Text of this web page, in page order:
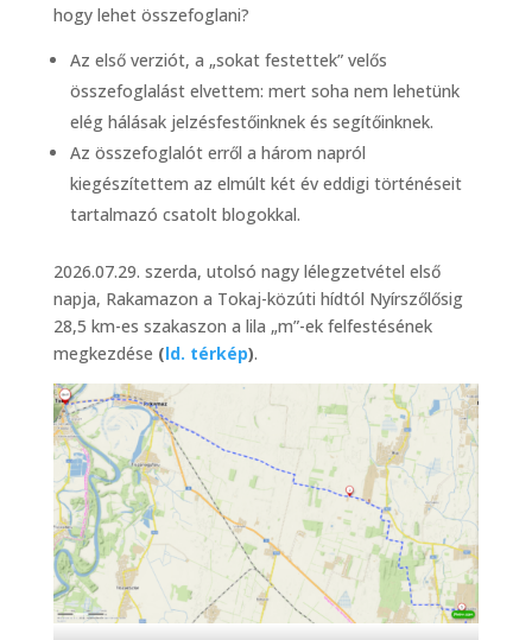
hogy lehet összefoglani?
Az első verziót, a „sokat festettek” velős
összefoglalást elvettem: mert soha nem lehetünk
elég hálásak jelzésfestőinknek és segítőinknek.
Az összefoglalót erről a három napról
kiegészítettem az elmúlt két év eddigi történéseit
tartalmazó csatolt blogokkal.
2026.07.29. szerda, utolsó nagy lélegzetvétel első
napja, Rakamazon a Tokaj-közúti hídtól Nyírszőlősig
28,5 km-es szakaszon a lila „m”-ek felfestésének
megkezdése (ld. térkép).